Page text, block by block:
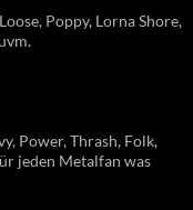
Poppy, Lorna Shore,
Power, Thrash, Folk,
jeden Metalfan was